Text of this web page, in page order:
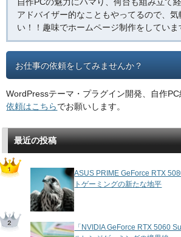
アドバイザー的なこともやってるので、気
い！！趣味でホームページ制作をしていま
お仕事の依頼をしてみませんか？
WordPressテーマ・プラグイン開発、自作
依頼はこちらでお願いします。
最近の投稿
ASUS PRIME GeForce RTX
トゲーミングの新たな地平
「NVIDIA GeForce RTX 5060